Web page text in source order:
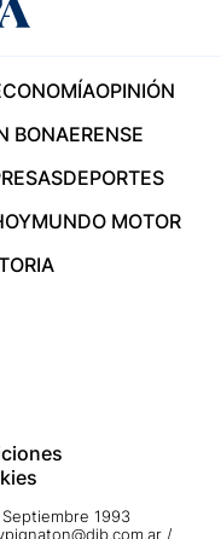
OPINIÓN
BONAERENSE
DEPORTES
MUNDO MOTOR
1993
/